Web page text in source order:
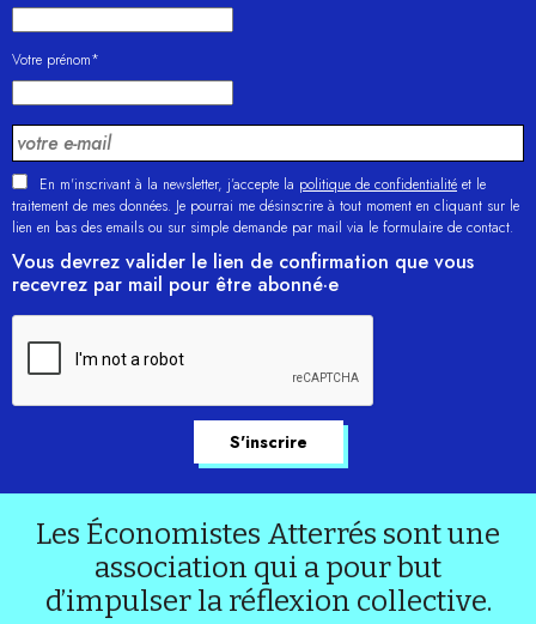
Votre prénom*
En m'inscrivant à la newsletter, j’accepte la politique de confidentialité et le
traitement de mes données. Je pourrai me désinscrire à tout moment en cliquant sur le
lien en bas des emails ou sur simple demande par mail via le formulaire de contact.
Vous devrez valider le lien de confirmation que vous
recevrez par mail pour être abonné·e
Les Économistes Atterrés sont une
association qui a pour but
d’impulser la réflexion collective.